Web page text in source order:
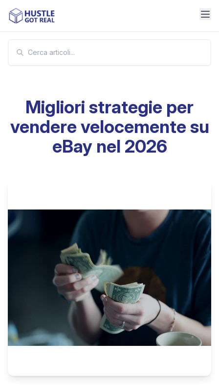
Migliori strategie per
vendere velocemente su
eBay nel 2026